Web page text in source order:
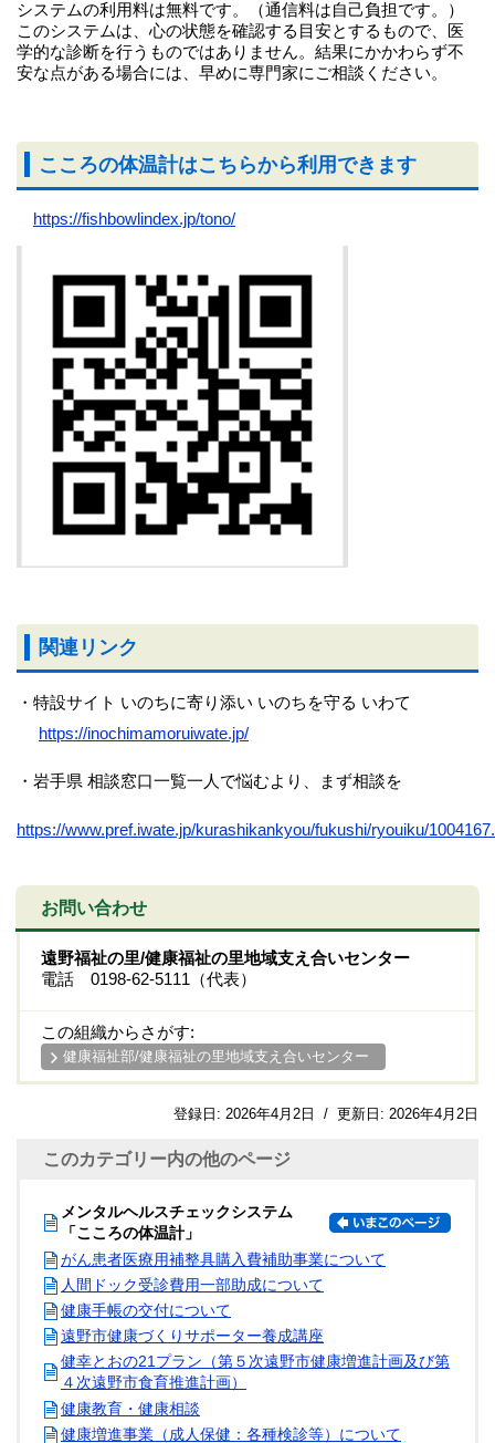
システムの利用料は無料です。（通信料は自己負担です。）
このシステムは、心の状態を確認する目安とするもので、医
学的な診断を行うものではありません。結果にかかわらず不
安な点がある場合には、早めに専門家にご相談ください。
こころの体温計はこちらから利用できます
https://fishbowlindex.jp/tono/
関連リンク
・特設サイト いのちに寄り添い いのちを守る いわて
https://inochimamoruiwate.jp/
・岩手県 相談窓口一覧一人で悩むより、まず相談を
https://www.pref.iwate.jp/kurashikankyou/fukushi/ryouiku/
お問い合わせ
遠野福祉の里/健康福祉の里地域支え合いセンター
電話 0198-62-5111（代表）
この組織からさがす:
健康福祉部/健康福祉の里地域支え合いセンター
登録日: 2026年4月2日 / 更新日: 2026年4月2日
このカテゴリー内の他のページ
メンタルヘルスチェックシステム
「こころの体温計」
がん患者医療用補整具購入費補助事業について
人間ドック受診費用一部助成について
健康手帳の交付について
遠野市健康づくりサポーター養成講座
健幸とおの21プラン（第５次遠野市健康増進計画及び第
４次遠野市食育推進計画）
健康教育・健康相談
健康増進事業（成人保健：各種検診等）について